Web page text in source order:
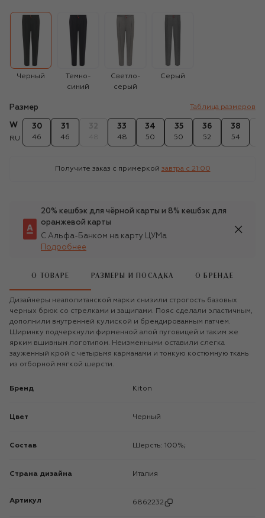
Черный
Темно-
синий
Светло-
серый
Серый
Размер Таблица размеров
W
RU
30
46
31
46
33
48
34
50
35
50
36
52
38
54
Получите заказ с примеркой завтра c 21:00
20% кешбэк для чёрной карты и 8% кешбэк для
оранжевой карты
С Альфа-Банком на карту ЦУМа
Подробнее
О ТОВАРЕ РАЗМЕРЫ И ПОСАДКА О БРЕНДЕ
Дизайнеры неаполитанской марки снизили строгость базовых
черных брюк со стрелками и защипами. Пояс сделали эластичным,
дополнили внутренней кулиской и брендированным патчем.
Ширинку подчеркнули фирменной алой пуговицей и таким же
ярким вшивным логотипом. Неизменными оставили слегка
зауженный крой с четырьмя карманами и тонкую костюмную ткань
из отборной мягкой шерсти.
Бренд Kiton
Цвет Черный
Состав Шерсть: 100%;
Страна дизайна Италия
Артикул 6862232